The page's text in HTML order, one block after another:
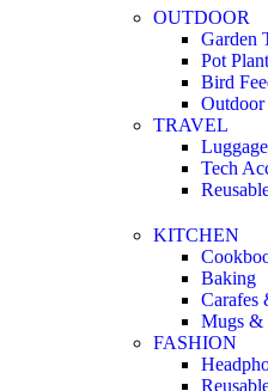
OUTDOOR
Garden
Pot
Bird
Outdoor
TRAVEL
Tech
KITCHEN
Baking
Carafes
Mugs &
FASHION